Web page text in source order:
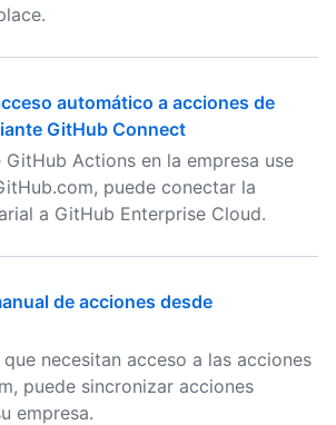
automático a acciones de
GitHub Connect
Actions en la empresa use
puede conectar la
a GitHub Enterprise Cloud.
de acciones desde
necesitan acceso a las acciones
puede sincronizar acciones
empresa.